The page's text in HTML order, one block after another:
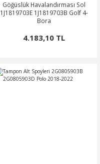
Göğüslük Havalandırması Sol
1J1819703E 1J1819703B Golf 4-
Bora
4.183,10 TL